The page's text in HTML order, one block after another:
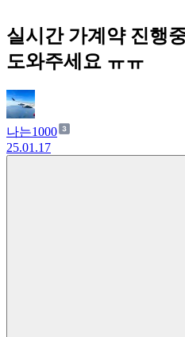
실시간 가계약 진행
도와주세요 ㅠㅠ
나는1000
25.01.17